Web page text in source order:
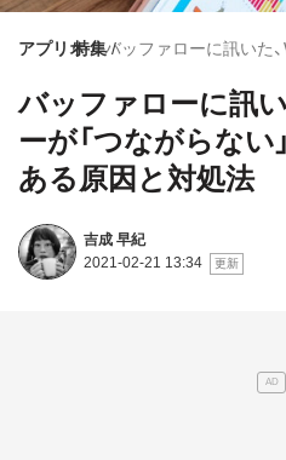
アプリオ特集バッファローに訊いた
バッファローに訊
ーが「つながらない
ある原因と対処法
吉成 早紀
2021-02-21 13:34